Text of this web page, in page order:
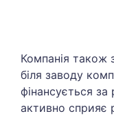
Компанія також
біля заводу
фінансується
активно сприяє